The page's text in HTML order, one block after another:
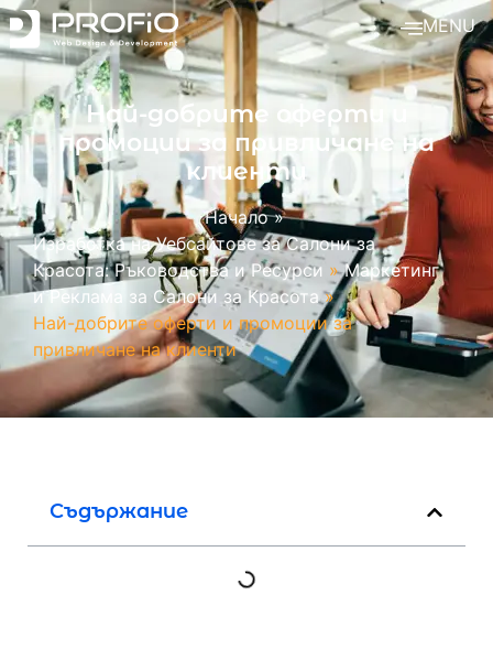
MENU
Най-добрите оферти и
промоции за привличане на
клиенти
Начало »
Изработка на Уебсайтове за Салони за
Красота: Ръководства и Ресурси »Маркетинг
и Реклама за Салони за Красота»
Най-добрите оферти и промоции за
привличане на клиенти
Съдържание